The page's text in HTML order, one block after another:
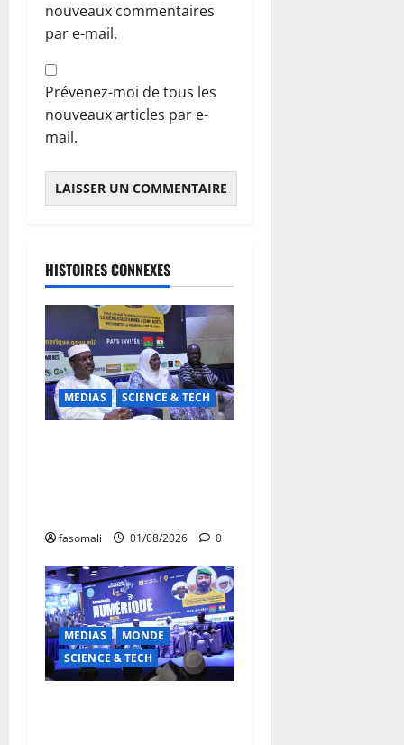
nouveaux commentaires
par e-mail.
Prévenez-moi de tous les
nouveaux articles par e-
mail.
HISTOIRES CONNEXES
MEDIAS SCIENCE & TECH
fasomali 01/08/2026 0
MEDIAS
MONDE
SCIENCE & TECH